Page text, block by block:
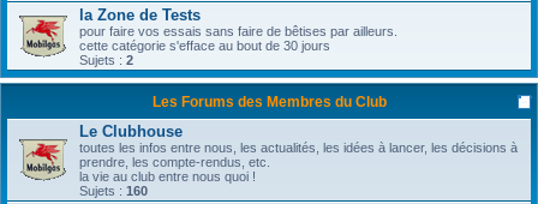
la Zone de Tests
pour faire vos essais sans faire de bêtises par ailleurs.
cette catégorie s'efface au bout de 30 jours
Sujets : 2
Les Forums des Membres du Club
Le Clubhouse
toutes les infos entre nous, les actualités, les idées à lancer, les décisions à
prendre, les compte-rendus, etc.
la vie au club entre nous quoi !
Sujets : 160